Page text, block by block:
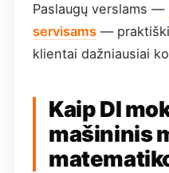
Paslaugų verslams —
servisams —
klientai dažniausiai
Kaip DI
mašininis